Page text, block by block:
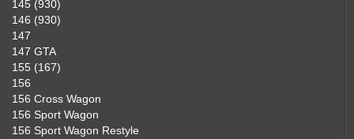
145 (930)
146 (930)
147
147 GTA
155 (167)
156
156 Cross Wagon
156 Sport Wagon
156 Sport Wagon Restyle